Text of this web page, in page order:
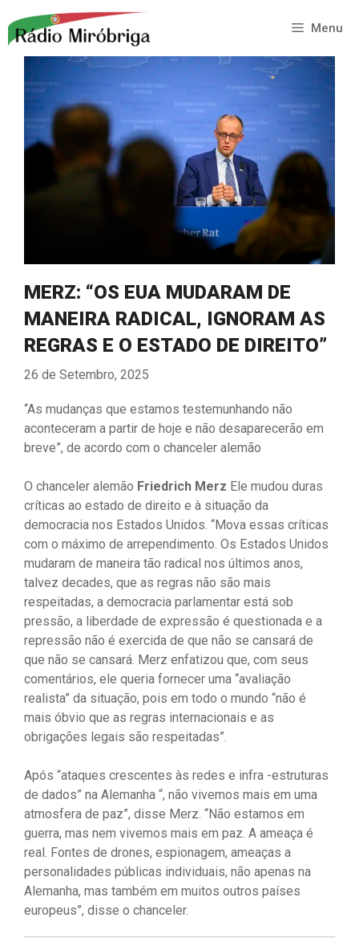
para
Menu
MERZ: “OS EUA MUDARAM DE
MANEIRA RADICAL, IGNORAM AS
REGRAS E O ESTADO DE DIREITO”
26 de Setembro, 2025
“As mudanças que estamos testemunhando não
aconteceram a partir de hoje e não desaparecerão em
breve”, de acordo com o chanceler alemão
O chanceler alemão Friedrich Merz Ele mudou duras
críticas ao estado de direito e à situação da
democracia nos Estados Unidos. “Mova essas críticas
com o máximo de arrependimento. Os Estados Unidos
mudaram de maneira tão radical nos últimos anos,
talvez decades, que as regras não são mais
respeitadas, a democracia parlamentar está sob
pressão, a liberdade de expressão é questionada e a
repressão não é exercida de que não se cansará de
que não se cansará. Merz enfatizou que, com seus
comentários, ele queria fornecer uma “avaliação
realista” da situação, pois em todo o mundo “não é
mais óbvio que as regras internacionais e as
obrigações legais são respeitadas”.
Após “ataques crescentes às redes e infra -estruturas
de dados” na Alemanha “, não vivemos mais em uma
atmosfera de paz”, disse Merz. “Não estamos em
guerra, mas nem vivemos mais em paz. A ameaça é
real. Fontes de drones, espionagem, ameaças a
personalidades públicas individuais, não apenas na
Alemanha, mas também em muitos outros países
europeus”, disse o chanceler.